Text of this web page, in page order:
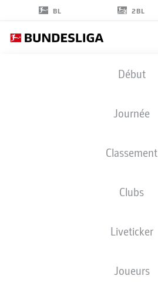
BL 2BL
Début
Journée
Classement
Clubs
Liveticker
Joueurs